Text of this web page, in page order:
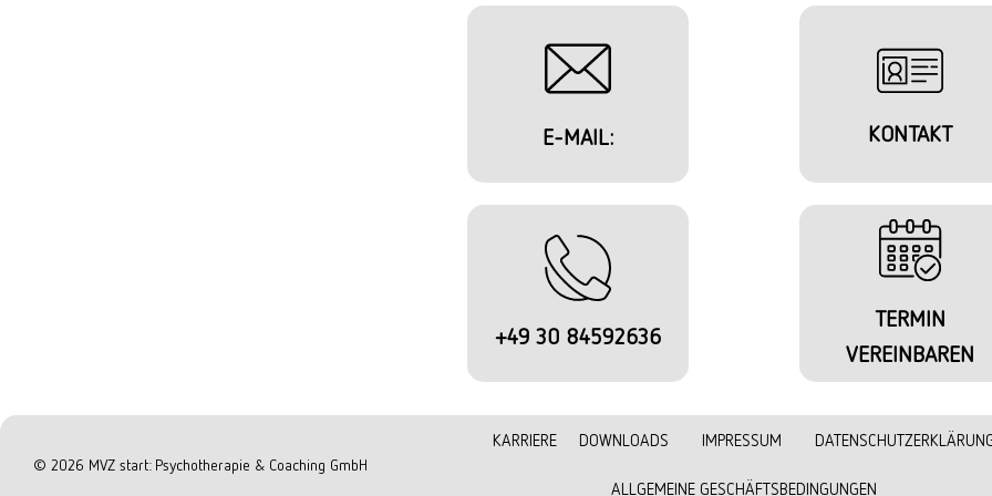
E-MAIL: KONTAKT
+49 30 84592636
TERMIN
VEREINBAREN
© 2026 MVZ start: Psychotherapie & Coaching GmbH
KARRIERE DOWNLOADS IMPRESSUM
ALLGEMEINE GESCHÄFTSBEDINGUNGEN